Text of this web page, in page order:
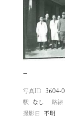
−
写真ID 3604-
駅 なし 路線
撮影日
不明